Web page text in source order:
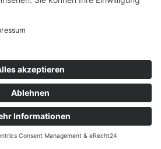
in Verbindung. Unser Job ist
Stellenangebot für Ihren